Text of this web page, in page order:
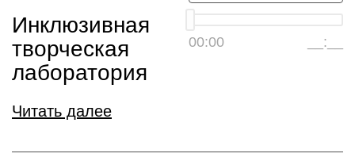
00:00 __:__
Инклюзивная
творческая
лаборатория
Читать далее